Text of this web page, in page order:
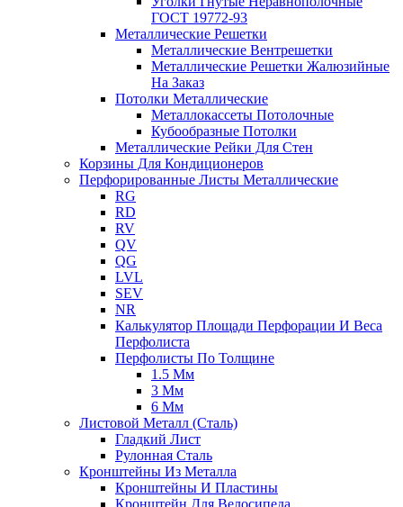
ГОСТ 19772-93
Металлические Решетки
Металлические Вентрешетки
Металлические Решетки Жалюзийные
На Заказ
Потолки Металлические
Металлокассеты Потолочные
Кубообразные Потолки
Металлические Рейки Для Стен
Корзины Для Кондиционеров
Перфорированные Листы Металлические
RG
RD
RV
QV
QG
LVL
SEV
NR
Калькулятор Площади Перфорации И Веса
Перфолиста
Перфолисты По Толщине
1.5 Мм
3 Мм
6 Мм
Листовой Металл (сталь)
Гладкий Лист
Рулонная Сталь
Кронштейны Из Металла
Кронштейны И Пластины
Кронштейн Для Велосипеда